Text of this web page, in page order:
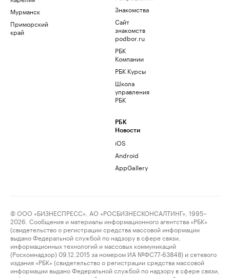
Мурманск
Приморский
край
Знакомства
Сайт
знакомств
podbor.ru
РБК
Компании
РБК Курсы
Школа
управления
РБК
РБК
Новости
iOS
Android
AppGallery
© ООО «БИЗНЕСПРЕСС», АО «РОСБИЗНЕСКОНСАЛТИНГ», 1995–
2026. Сообщения и материалы информационного агентства «РБК»
(свидетельство о регистрации средства массовой информации
выдано Федеральной службой по надзору в сфере связи,
информационных технологий и массовых коммуникаций
(Роскомнадзор) 09.12.2015 за номером ИА №ФС77-63848) и сетевого
издания «РБК» (свидетельство о регистрации средства массовой
информации выдано Федеральной службой по надзору в сфере связи,